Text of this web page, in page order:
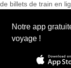
de billets de train en
Notre app
voyage !